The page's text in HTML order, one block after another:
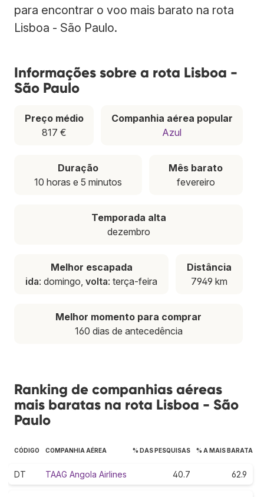
para encontrar o voo mais barato na rota
Lisboa - São Paulo.
Informações sobre a rota Lisboa -
São Paulo
Preço médio
817 €
Companhia aérea popular
Azul
Duração
10 horas e 5 minutos
Mês barato
fevereiro
Temporada alta
dezembro
Melhor escapada
ida: domingo, volta: terça-feira
Distância
7949 km
Melhor momento para comprar
160 dias de antecedência
Ranking de companhias aéreas
mais baratas na rota Lisboa - São
Paulo
CÓDIGO COMPANHIA AÉREA % DAS PESQUISAS % A MAIS BARATA
DT TAAG Angola Airlines 40.7 62.9